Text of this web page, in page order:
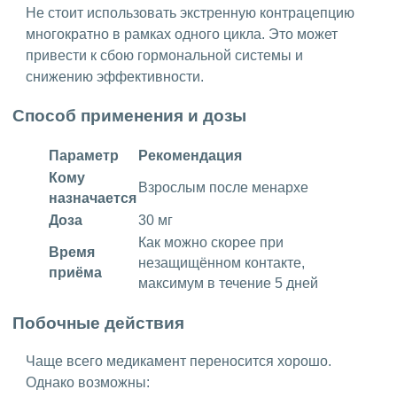
Не стоит использовать экстренную контрацепцию
многократно в рамках одного цикла. Это может
привести к сбою гормональной системы и
снижению эффективности.
Способ применения и дозы
Параметр
Рекомендация
Кому
назначается
Взрослым после менархе
Доза 30 мг
Время
приёма
Как можно скорее при
незащищённом контакте,
максимум в течение 5 дней
Побочные действия
Чаще всего медикамент переносится хорошо.
Однако возможны: